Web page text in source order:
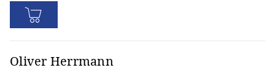
Oliver Herrmann